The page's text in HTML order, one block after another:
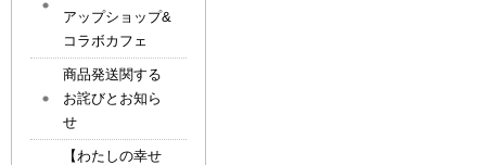
アップショップ&
コラボカフェ
商品発送関する
お詫びとお知ら
せ
【わたしの幸せ